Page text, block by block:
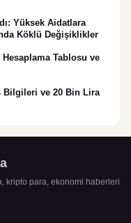
Yüksek Aidatlara
Köklü Değişiklikler
Tablosu ve
Bilgileri ve 20 Bin Lira
kripto para, ekonomi haberleri